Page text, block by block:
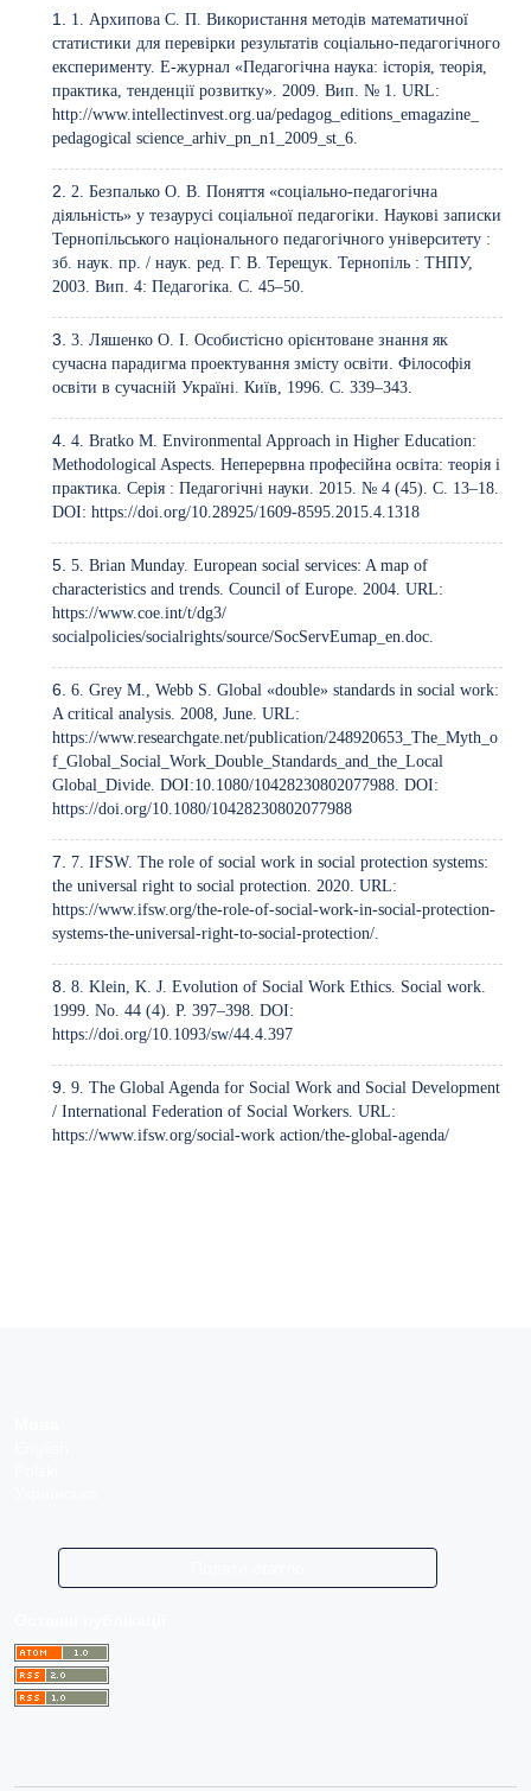
1. Архипова С. П. Використання методів математичної
статистики для перевірки результатів соціально-педагогічного
експерименту. Е-журнал «Педагогічна наука: історія, теорія,
практика, тенденції розвитку». 2009. Вип. № 1. URL:
http://www.intellectinvest.org.ua/pedagog_editions_emagazine_
pedagogical science_arhiv_pn_n1_2009_st_6.
2. Безпалько О. В. Поняття «соціально-педагогічна
діяльність» у тезаурусі соціальної педагогіки. Наукові записки
Тернопільського національного педагогічного університету :
зб. наук. пр. / наук. ред. Г. В. Терещук. Тернопіль : ТНПУ,
2003. Вип. 4: Педагогіка. С. 45–50.
3. Ляшенко О. І. Особистісно орієнтоване знання як
сучасна парадигма проектування змісту освіти. Філософія
освіти в сучасній Україні. Київ, 1996. С. 339–343.
4. Bratko M. Environmental Approach in Higher Education:
Methodological Aspects. Неперервна професійна освіта: теорія і
практика. Серія : Педагогічні науки. 2015. № 4 (45). С. 13–18.
DOI: https://doi.org/10.28925/1609-8595.2015.4.1318
5. Brian Munday. European social services: A map of
characteristics and trends. Council of Europe. 2004. URL:
https://www.coe.int/t/dg3/
socialpolicies/socialrights/source/SocServEumap_en.doc.
6. Grey M., Webb S. Global «double» standards in social work:
A critical analysis. 2008, June. URL:
https://www.researchgate.net/publication/248920653_The_Myth_o
f_Global_Social_Work_Double_Standards_and_the_Local
Global_Divide. DOI:10.1080/10428230802077988. DOI:
https://doi.org/10.1080/10428230802077988
7. IFSW. The role of social work in social protection systems:
the universal right to social protection. 2020. URL:
https://www.ifsw.org/the-role-of-social-work-in-social-protection-
systems-the-universal-right-to-social-protection/
8. Klein, K. J. Evolution of Social Work Ethics. Social work.
1999. No. 44 (4). P. 397–398. DOI:
https://doi.org/10.1093/sw/44.4.397
9. The Global Agenda for Social Work and Social Development
/ International Federation of Social Workers. URL:
https://www.ifsw.org/social-work action/the-global-agenda/